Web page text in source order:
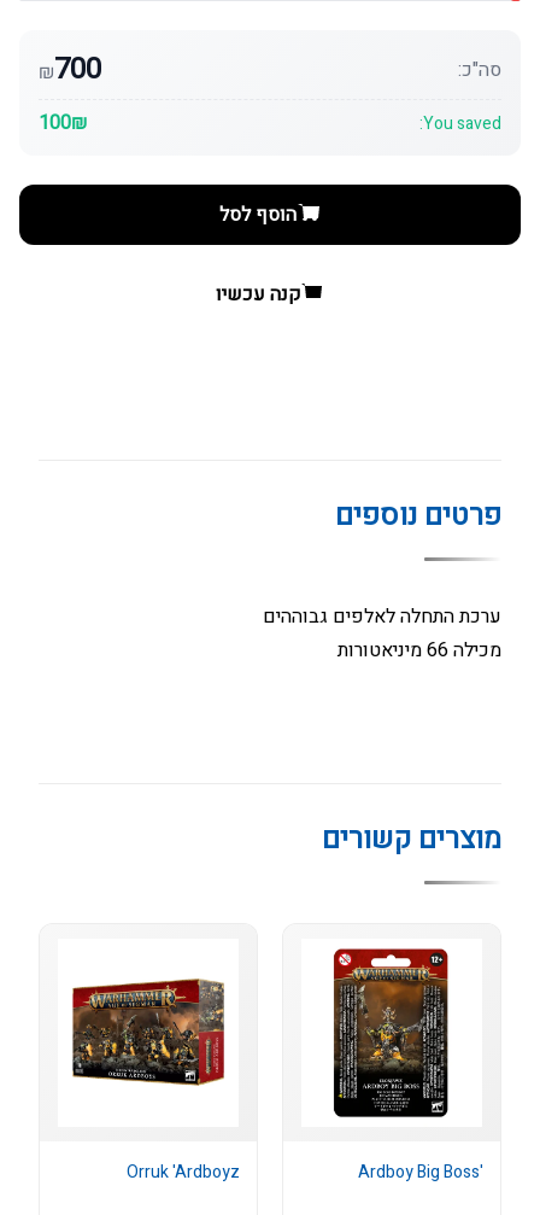
סה"כ: 700
₪
You saved:
100₪
הוסף לסל
קנה עכשיו
פרטים נוספים
ערכת התחלה לאלפים גבוההים
מכילה 66 מיניאטורות
מוצרים קשורים
'Ardboy Big Boss
Orruk 'Ardboyz